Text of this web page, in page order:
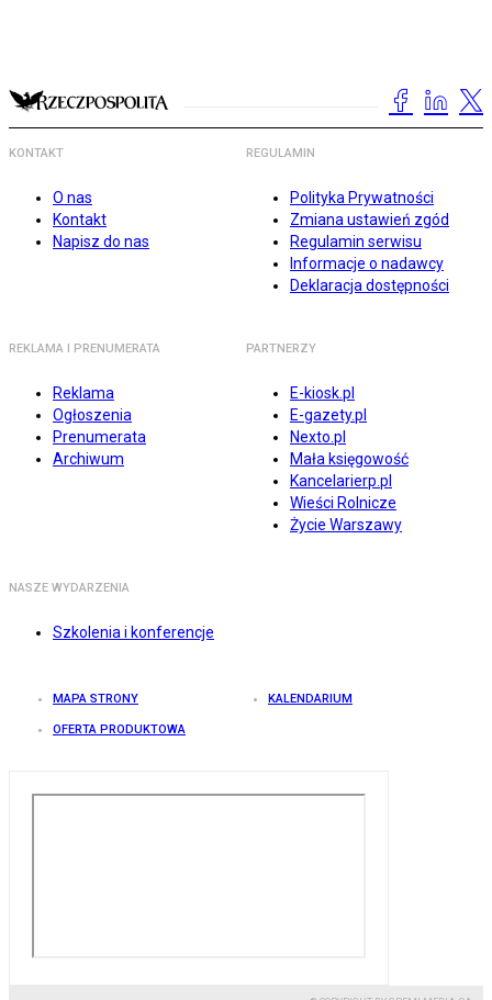
KONTAKT
O nas
Kontakt
Napisz do nas
REGULAMIN
Polityka Prywatności
Zmiana ustawień zgód
Regulamin serwisu
Informacje o nadawcy
Deklaracja dostępności
REKLAMA I PRENUMERATA
Reklama
Ogłoszenia
Prenumerata
Archiwum
PARTNERZY
E-kiosk.pl
E-gazety.pl
Nexto.pl
Mała księgowość
Kancelarierp.pl
Wieści Rolnicze
Życie Warszawy
NASZE WYDARZENIA
Szkolenia i konferencje
MAPA STRONY KALENDARIUM
OFERTA PRODUKTOWA